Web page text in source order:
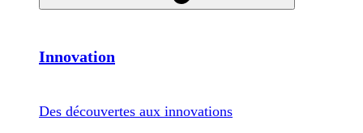
Innovation
Des découvertes aux innovations